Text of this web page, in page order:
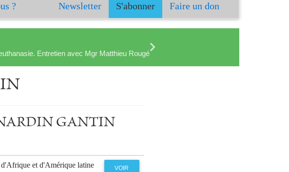
? Newsletter S'abonner Faire un don
Entretien avec Mgr Matthieu Rougé
GANTIN
et d'Amérique latine VOIR